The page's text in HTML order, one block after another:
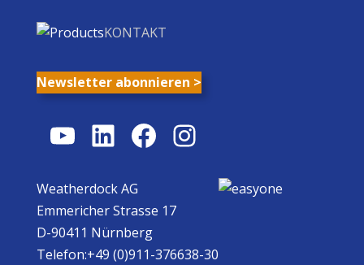
KONTAKT
Newsletter abonnieren >
YouTube
LinkedIn
Facebook
Instagram
Weatherdock AG
Emmericher Strasse 17
D-90411 Nürnberg
Telefon:+49 (0)911-376638-30